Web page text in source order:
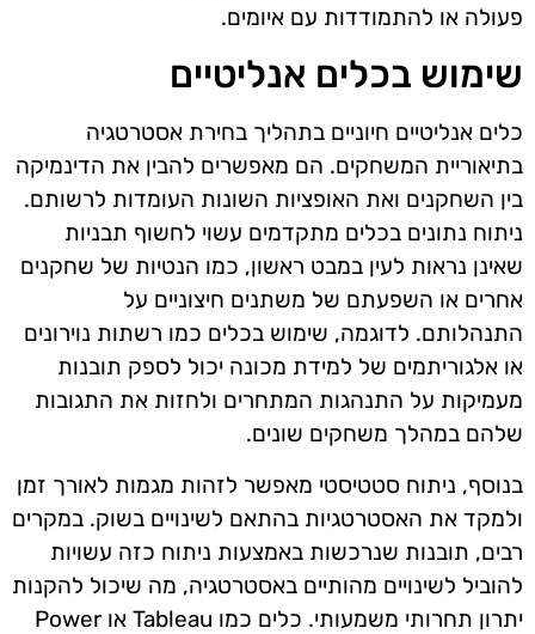
פעולה או להתמודדות עם איומים.
שימוש בכלים אנליטיים
כלים אנליטיים חיוניים בתהליך בחירת אסטרטגיה
בתיאוריית המשחקים. הם מאפשרים להבין את הדינמיקה
בין השחקנים ואת האופציות השונות העומדות לרשותם.
ניתוח נתונים בכלים מתקדמים עשוי לחשוף תבניות
שאינן נראות לעין במבט ראשון, כמו הנטיות של שחקנים
אחרים או השפעתם של משתנים חיצוניים על
התנהלותם. לדוגמה, שימוש בכלים כמו רשתות נוירונים
או אלגוריתמים של למידת מכונה יכול לספק תובנות
מעמיקות על התנהגות המתחרים ולחזות את התגובות
שלהם במהלך משחקים שונים.
בנוסף, ניתוח סטטיסטי מאפשר לזהות מגמות לאורך זמן
ולמקד את האסטרטגיות בהתאם לשינויים בשוק. במקרים
רבים, תובנות שנרכשות באמצעות ניתוח כזה עשויות
להוביל לשינויים מהותיים באסטרטגיה, מה שיכול להקנות
יתרון תחרותי משמעותי. כלים כמו Tableau או Power